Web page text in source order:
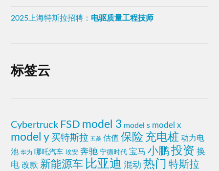
2025上海特斯拉招聘： 电驱质量工程技师
标签云
Cybertruck FSD model 3 model s model x
model y 买特斯拉 五菱 估值 保险 充电桩 动力电
池 华为 哪吒汽车 埃安 奔驰 宁德时代 宝马 小鹏 投资 换
电 改款 新能源车 比亚迪 混动 热门
特斯拉